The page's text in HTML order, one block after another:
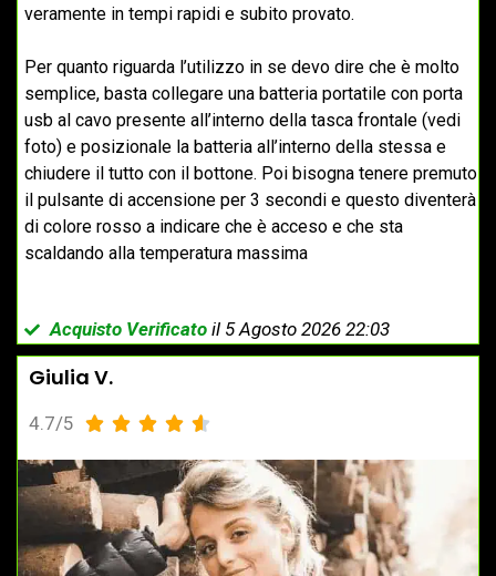
veramente in tempi rapidi e subito provato.
Per quanto riguarda l’utilizzo in se devo dire che è molto
semplice, basta collegare una batteria portatile con porta
usb al cavo presente all’interno della tasca frontale (vedi
foto) e posizionale la batteria all’interno della stessa e
chiudere il tutto con il bottone. Poi bisogna tenere premuto
il pulsante di accensione per 3 secondi e questo diventerà
di colore rosso a indicare che è acceso e che sta
scaldando alla temperatura massima
Acquisto Verificatoil 5 Agosto 2026 22:03
Giulia V.
4.7/5     